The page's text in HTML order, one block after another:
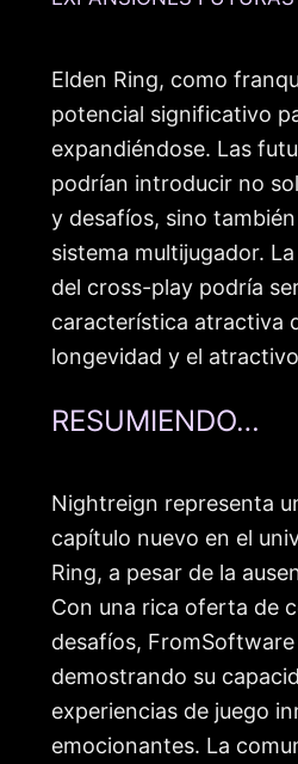
Elden Ring, como
potencial significativo
expandiéndose. Las
podrían introducir no
y desafíos, sino
sistema multijugador.
del cross-play podría
característica atractiva
longevidad y el
RESUMIENDO…
Nightreign representa
capítulo nuevo en el
Ring, a pesar de la
Con una rica oferta de
desafíos,
demostrando su
experiencias de juego
emocionantes. La